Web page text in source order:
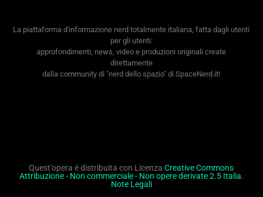
La piattaforma d'informazione nerd totalmente italiana, fatta dagli utenti
per gli utenti:
approfondimenti, news, video e produzioni originali create
direttamente
dalla community di "nerd dello spazio" di SpaceNerd.it!
Quest'opera è distribuita con LicenzaCreative Commons
Attribuzione - Non commerciale - Non opere derivate 2.5 Italia.
Note Legali